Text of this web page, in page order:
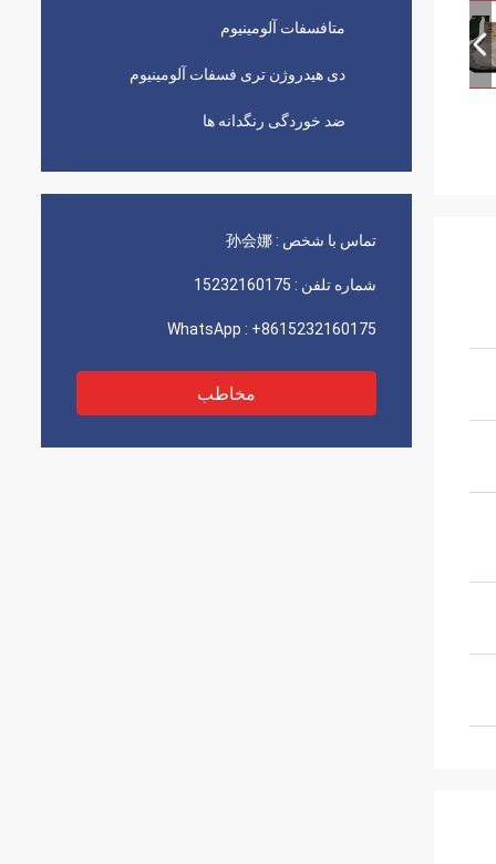
متافسفات آلومینیوم
دی هیدروژن تری فسفات آلومینیوم
ضد خوردگی رنگدانه ها
تماس با شخص : 孙会娜
شماره تلفن : 15232160175
WhatsApp : +8615232160175
مخاطب